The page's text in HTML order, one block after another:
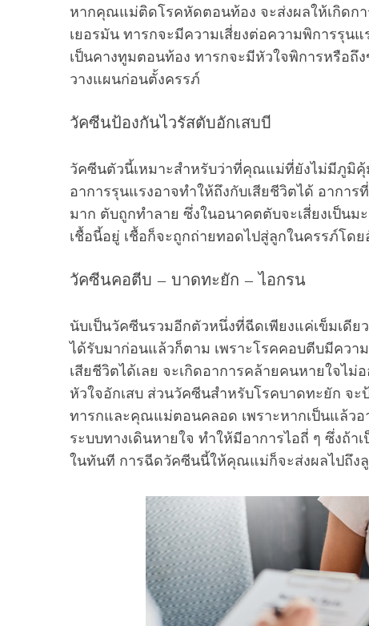
หากคุณแม่ติดโรคหัดตอนท้อง จะส่งผลให้เกิดก
เยอรมัน ทารกจะมีความเสี่ยงต่อความพิการรุน
เป็นคางทูมตอนท้อง ทารกจะมีหัวใจพิการหรือถึ
วางแผนก่อนตั้งครรภ์
วัคซีนป้องกันไวรัสตับอักเสบบี
วัคซีนตัวนี้เหมาะสำหรับว่าที่คุณแม่ที่ยังไม่มีภูมิคุ้
อาการรุนแรงอาจทำให้ถึงกับเสียชีวิตได้ อากา
มาก ตับถูกทำลาย ซึ่งในอนาคตตับจะเสี่ยงเป็น
เชื้อนี้อยู่ เชื้อก็จะถูกถ่ายทอดไปสู่ลูกในครรภ์โด
วัคซีนคอตีบ – บาดทะยัก – ไอกรน
นับเป็นวัคซีนรวมอีกตัวหนึ่งที่ฉีดเพียงแค่เข็มเดี
ได้รับมาก่อนแล้วก็ตาม เพราะโรคคอบตีบมีคว
เสียชีวิตได้เลย จะเกิดอาการคล้ายคนหายใจไ
หัวใจอักเสบ ส่วนวัคซีนสำหรับโรคบาดทะยัก จ
ทารกและคุณแม่ตอนคลอด เพราะหากเป็นแล้วอ
ระบบทางเดินหายใจ ทำให้มีอาการไอถี่ ๆ ซึ่งถ้า
ในทันที การฉีดวัคซีนนี้ให้คุณแม่ก็จะส่งผลไปถึง